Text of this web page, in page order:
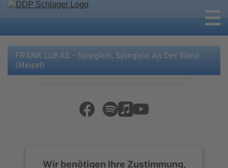
FRANK LUKAS - Spieglein, Spieglein An Der Wand
(Meisel)
Wir benötigen Ihre Zustimmung,